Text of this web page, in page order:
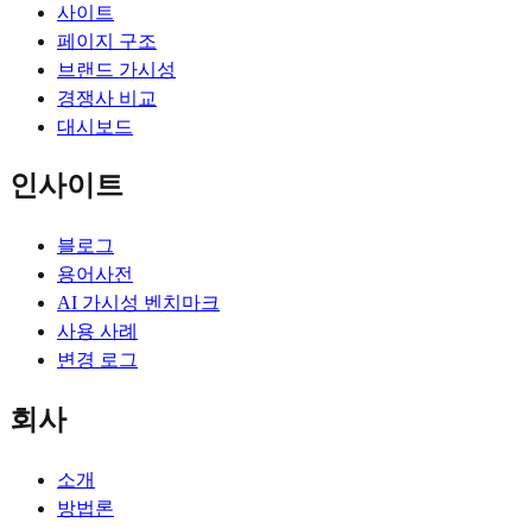
사이트
페이지 구조
브랜드 가시성
경쟁사 비교
대시보드
인사이트
블로그
용어사전
AI 가시성 벤치마크
사용 사례
변경 로그
회사
소개
방법론